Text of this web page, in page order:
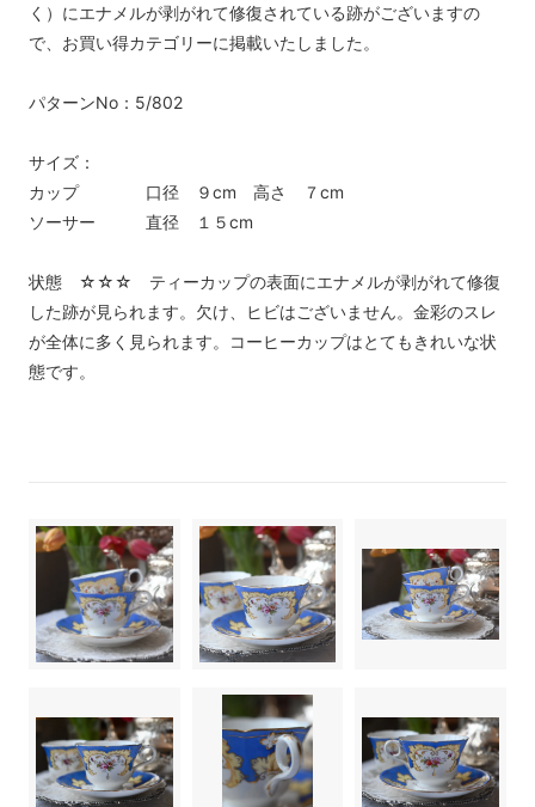
く）にエナメルが剥がれて修復されている跡がございますの
で、お買い得カテゴリーに掲載いたしました。
パターンNo：5/802
サイズ：
カップ 口径 ９cm 高さ ７cm
ソーサー 直径 １５cm
状態 ☆☆☆ ティーカップの表面にエナメルが剥がれて修復
した跡が見られます。欠け、ヒビはございません。金彩のスレ
が全体に多く見られます。コーヒーカップはとてもきれいな状
態です。